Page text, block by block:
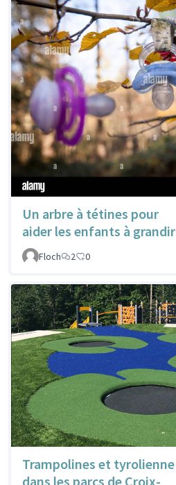
Un arbre à tétines pour
aider les enfants à grandir
Floch
2 0
Trampolines et tyrolienne
dans les parcs de Croix-